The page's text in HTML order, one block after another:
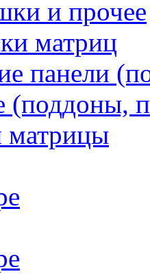
и прочее
матриц
панели
(поддоны,
матрицы